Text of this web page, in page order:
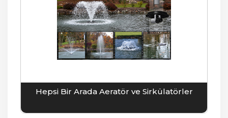
Hepsi Bir Arada Aeratör ve Sirkülatörler